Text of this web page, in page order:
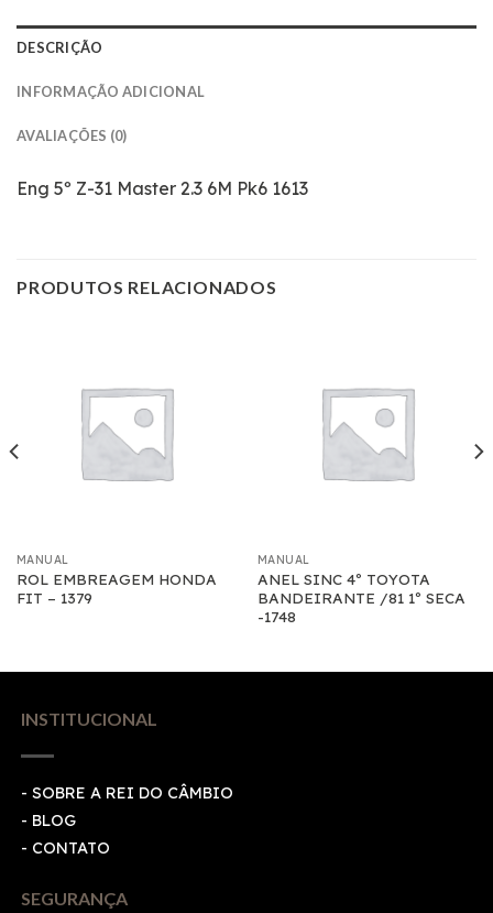
DESCRIÇÃO
INFORMAÇÃO ADICIONAL
AVALIAÇÕES (0)
Eng 5º Z-31 Master 2.3 6M Pk6 1613
PRODUTOS RELACIONADOS
MANUAL
ROL EMBREAGEM HONDA
FIT – 1379
MANUAL
ANEL SINC 4º TOYOTA
BANDEIRANTE /81 1º SECA
-1748
INSTITUCIONAL
- SOBRE A REI DO CÂMBIO
- BLOG
- CONTATO
SEGURANÇA